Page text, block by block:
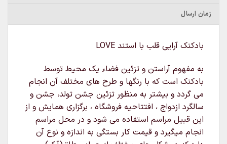
زمان ارسال
بادکنک آرایی قلب با استند LOVE
به مفهوم آراستن و تزئین فضاء یک محیط توسط
بادکنک است که با رنگها و طرح های مختلف آن انجام
می گردد و بیشتر به منظور تزئین جشن تولد، جشن و
سالگرد ازدواج ، افتتاحیه فروشگاه ، برگزاری همایش و از
این قبیل مراسم استفاده می شود و در محل مراسم
انجام میگیرد و قیمت کار بستگی به اندازه و نوع آن